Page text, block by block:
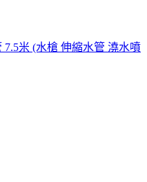
米 (水槍 伸縮水管 澆水噴